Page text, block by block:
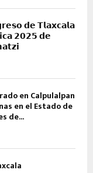
𝗱𝗲 𝗧𝗹𝗮𝘅𝗰𝗮𝗹𝗮
𝟮𝟬𝟮𝟱 𝗱𝗲
en Calpulalpan
en el Estado de
de...